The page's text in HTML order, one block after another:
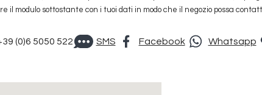
il modulo sottostante con i tuoi dati in modo che il negozio possa
(0)6 5050 522 SMS Facebook Whatsapp